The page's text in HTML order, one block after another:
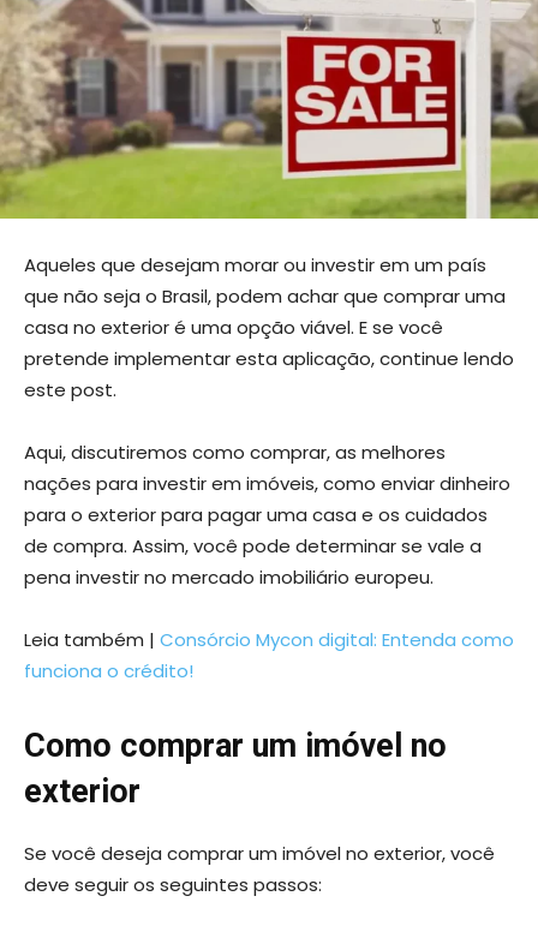
Aqueles que desejam morar ou investir em um país
que não seja o Brasil, podem achar que comprar uma
casa no exterior é uma opção viável. E se você
pretende implementar esta aplicação, continue lendo
este post.
Aqui, discutiremos como comprar, as melhores
nações para investir em imóveis, como enviar dinheiro
para o exterior para pagar uma casa e os cuidados
de compra. Assim, você pode determinar se vale a
pena investir no mercado imobiliário europeu.
Leia também | Consórcio Mycon digital: Entenda como
funciona o crédito!
Como comprar um imóvel no
exterior
Se você deseja comprar um imóvel no exterior, você
deve seguir os seguintes passos: